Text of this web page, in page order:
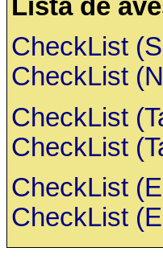
Lista de
CheckList
CheckList
CheckList
CheckList
CheckList
CheckList